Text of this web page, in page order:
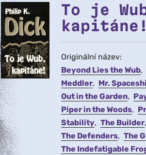
To je
kapitáne!
Originální název:
Beyond Lies the Wub
Meddler
Mr.
Out in the Garden
Piper in the Woods
Stability
The Builder
The Defenders
The
The Indefatigable